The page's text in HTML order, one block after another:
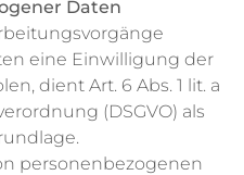
Daten
eine Einwilligung der
dient Art. 6 Abs. 1 lit. a
(DSGVO) als
personenbezogenen